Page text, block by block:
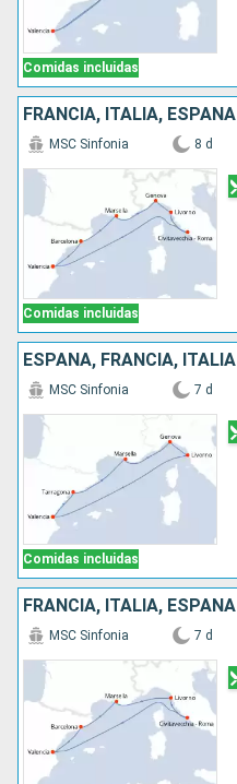
Comidas incluidas
FRANCIA, ITALIA, ESPAÑA
Comidas incluidas
MSC Sinfonia 8 d
ESPAÑA, FRANCIA, ITALIA
Comidas incluidas
MSC Sinfonia 7 d
FRANCIA, ITALIA, ESPAÑA
MSC Sinfonia 7 d